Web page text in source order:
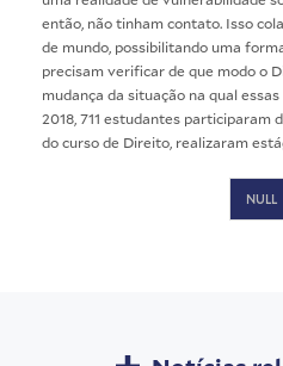
então, não tinham contato. Isso
de mundo, possibilitando uma
precisam verificar de que modo o
mudança da situação na qual
2018, 711 estudantes participaram
do curso de Direito, realizaram
NULL